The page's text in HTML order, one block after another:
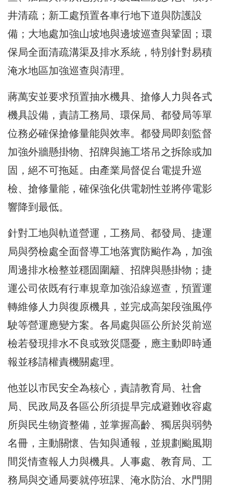
井清疏；新工處預置各車行地下道與防護設
備；大地處加強山坡地與邊坡巡查與鞏固；環
保局全面清疏溝渠及排水系統，特別針對易積
淹水地區加強巡查與清理。
蔣萬安並要求預置抽水機具、搶修人力與各式
機具設備，責請工務局、環保局、都發局等單
位務必確保搶修量能與效率。都發局即刻監督
加強外牆懸掛物、招牌與施工塔吊之拆除或加
固，絕不可拖延。由產業局督促台電提升巡
檢、搶修量能，確保強化供電韌性並將停電影
響降到最低。
針對工地與軌道營運，工務局、都發局、捷運
局與勞檢處全面督導工地落實防颱作為，加強
周邊排水檢整並穩固圍籬、招牌與懸掛物；捷
運公司依既有行車規章加強沿線巡查，預置運
轉維修人力與復原機具，並完成高架段強風停
駛等營運應變方案。各局處與區公所於災前巡
檢若發現排水不良或致災隱憂，應主動即時通
報並移請權責機關處理。
他並以市民安全為核心，責請教育局、社會
局、民政局及各區公所須提早完成避難收容處
所與民生物資整備，並掌握高齡、獨居與弱勢
名冊，主動關懷、告知與通報，並規劃颱風期
間災情查報人力與機具。人事處、教育局、工
務局與交通局要就停班課、淹水防治、水門開